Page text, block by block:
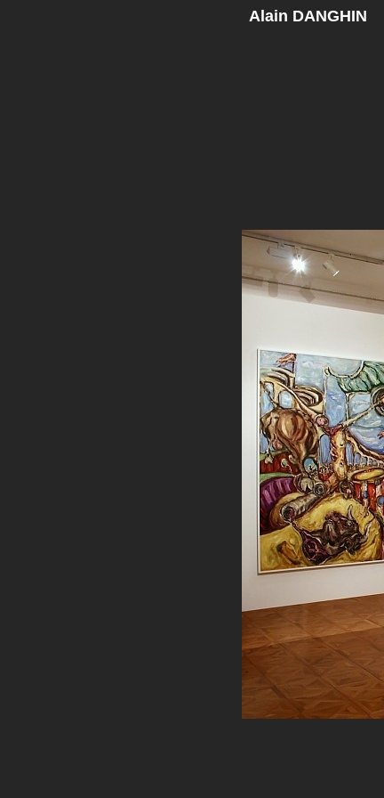
Alain DANGHIN